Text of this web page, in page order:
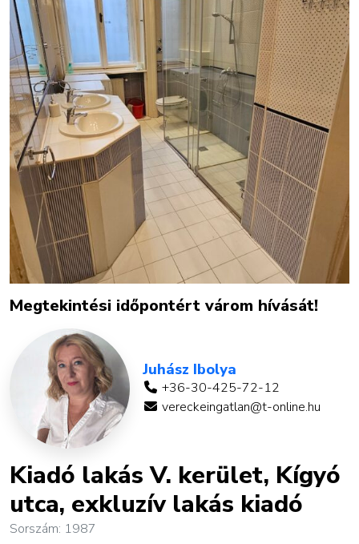
Megtekintési időpontért várom hívását!
Juhász Ibolya
+36-30-425-72-12
vereckeingatlan@t-online.hu
Kiadó lakás V. kerület, Kígyó
utca, exkluzív lakás kiadó
Sorszám: 1987